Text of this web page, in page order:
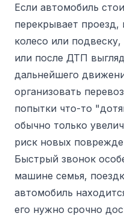
Если автомобиль
перекрывает
колесо или подвеску,
или после ДТП
дальнейшего
организовать
попытки что-то
обычно только
риск новых
Быстрый звонок
машине семья,
автомобиль
его нужно срочно